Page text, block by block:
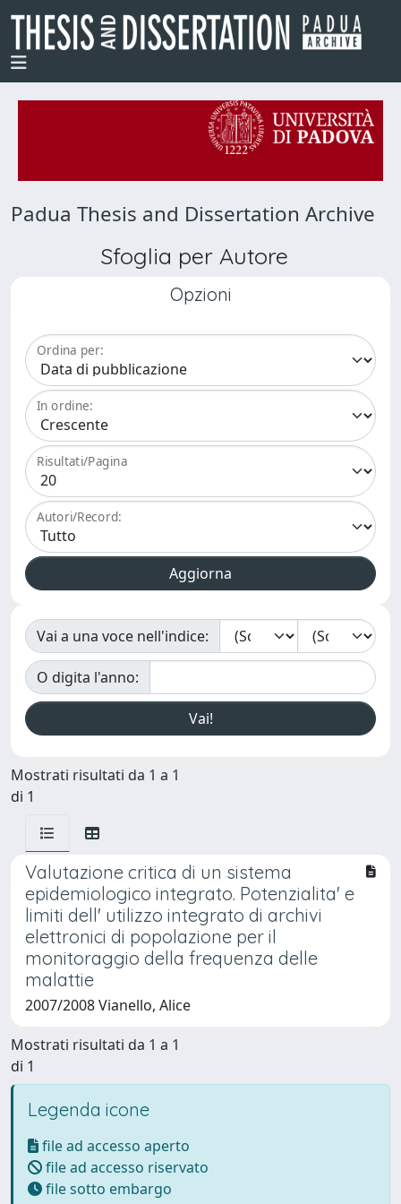
Padua Thesis and Dissertation Archive
Sfoglia per Autore
Opzioni
Ordina per:
In ordine:
Risultati/Pagina
Autori/Record:
Vai a una voce nell'indice:
O digita l'anno:
Mostrati risultati da 1 a 1
di 1
Valutazione critica di un sistema
epidemiologico integrato. Potenzialita' e
limiti dell' utilizzo integrato di archivi
elettronici di popolazione per il
monitoraggio della frequenza delle
malattie
2007/2008 Vianello, Alice
Mostrati risultati da 1 a 1
di 1
Legenda icone
file ad accesso aperto
file ad accesso riservato
file sotto embargo